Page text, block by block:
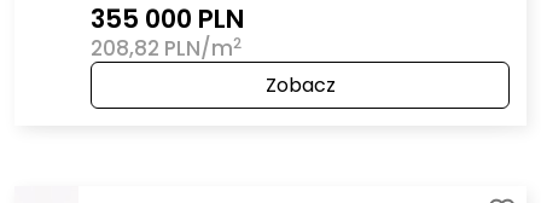
355 000 PLN
208,82 PLN/m2
Zobacz